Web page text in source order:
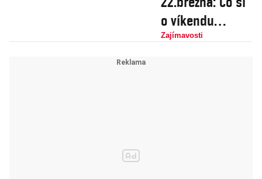
o víkendu
poslechne Dan
Zajímavosti